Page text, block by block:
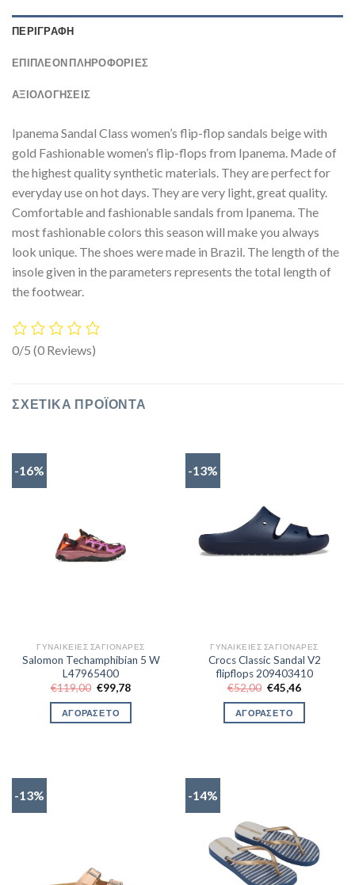
ΠΕΡΙΓΡΑΦΉ
ΕΠΙΠΛΈΟΝ ΠΛΗΡΟΦΟΡΊΕΣ
ΑΞΙΟΛΟΓΗΣΕΙΣ
Ipanema Sandal Class women’s flip-flop sandals beige with
gold Fashionable women’s flip-flops from Ipanema. Made of
the highest quality synthetic materials. They are perfect for
everyday use on hot days. They are very light, great quality.
Comfortable and fashionable sandals from Ipanema. The
most fashionable colors this season will make you always
look unique. The shoes were made in Brazil. The length of the
insole given in the parameters represents the total length of
the footwear.
0/5 (0 Reviews)
ΣΧΕΤΙΚΆ ΠΡΟΪΌΝΤΑ
-16%
ΓΥΝΑΙΚΕΊΕΣ ΣΑΓΙΟΝΆΡΕΣ
Salomon Techamphibian 5 W
L47965400
€119,00 Original
price
was:
€119,00.
€99,78Η
ΑΓΟΡΑΣΕ ΤΟ
-13%
ΓΥΝΑΙΚΕΊΕΣ ΣΑΓΙΟΝΆΡΕΣ
Crocs Classic Sandal V2
flipflops 209403410
€52,00 Original
price
was:
€52,00.
€45,46Η
τιμή
ΑΓΟΡΑΣΕ ΤΟ
-13% -14%